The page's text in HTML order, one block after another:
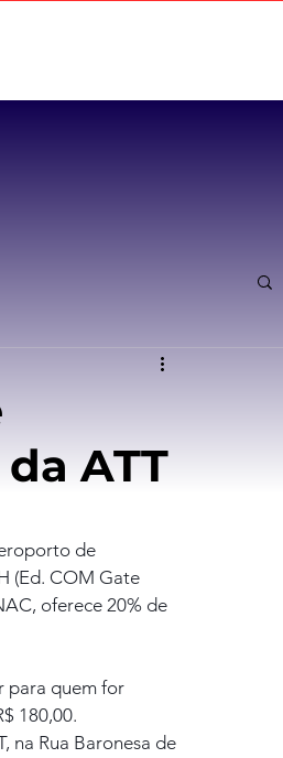
ATT
de
(Ed. COM Gate
oferece 20% de
para quem for
180,00.
na Rua Baronesa de